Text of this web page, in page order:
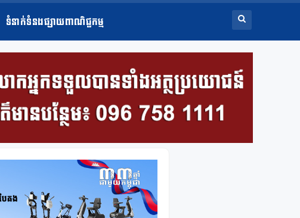
ទំនាក់ទំនងផ្សាយពាណិជ្ជកម្ម